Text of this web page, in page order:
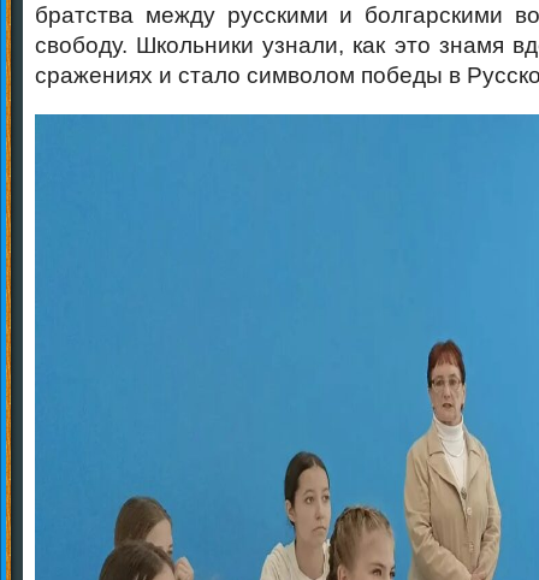
братства между русскими и болгарскими
свободу. Школьники узнали, как это знамя
сражениях и стало символом победы в